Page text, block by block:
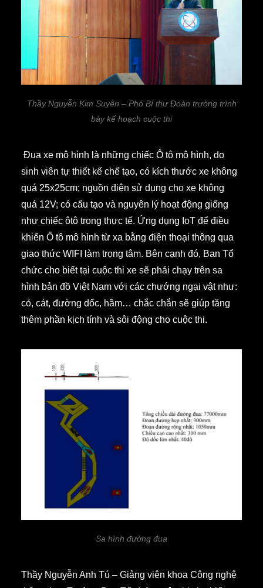
Thầy Nguyễn Kim Suyên – Phó Bí thư Đoàn trường trình
bày kế hoạch cuộc thi
Đua xe mô hình là những chiếc Ô tô mô hình, do
sinh viên tự thiết kế chế tạo, có kích thước xe không
quá 25x25cm; nguồn điện sử dụng cho xe không
quá 12V; có cấu tạo và nguyên lý hoạt động giống
như chiếc ôtô trong thực tế. Ứng dụng IoT để điều
khiển Ô tô mô hình từ xa bằng điện thoại thông qua
giao thức WIFI làm trọng tâm. Bên cạnh đó, Ban Tổ
chức cho biết tại cuộc thi xe sẽ phải chạy trên sa
hình bản đồ Việt Nam với các chướng ngại vật như:
cỏ, cát, đường dốc, hầm… chắc chắn sẽ giúp tăng
thêm phần kịch tính và sôi động cho cuộc thi.
Sa hình đường đua
Thầy Nguyễn Anh Tú – Giảng viên khoa Công nghệ